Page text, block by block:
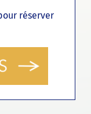
réserver